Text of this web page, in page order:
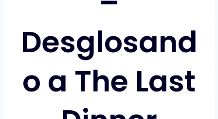
Desglosand
o a The Last